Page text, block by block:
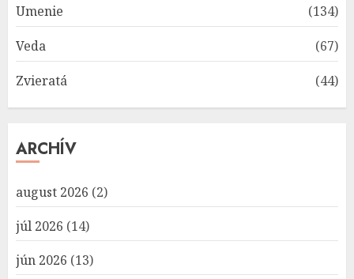
Umenie
(134)
Veda
(67)
Zvieratá
(44)
ARCHÍV
august 2026 (2)
júl 2026 (14)
jún 2026 (13)